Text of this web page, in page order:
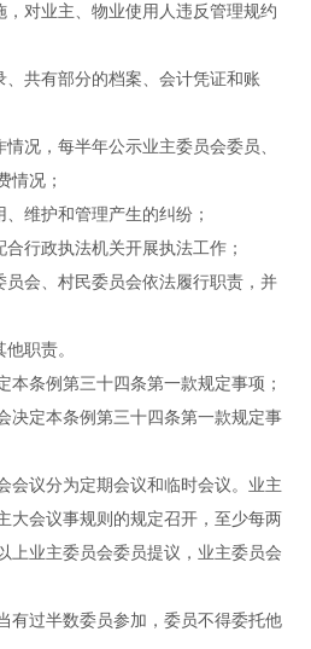
，对业主、物业使用人违反管理规约
、共有部分的档案、会计凭证和账
况，每半年公示业主委员会委员、
情况；
维护和管理产生的纠纷；
行政执法机关开展执法工作；
员会、村民委员会依法履行职责，并
职责。
条例第三十四条第一款规定事项；
决定本条例第三十四条第一款规定事
分为定期会议和临时会议。业主
大会议事规则的规定召开，至少每两
上业主委员会委员提议，业主委员会
过半数委员参加，委员不得委托他